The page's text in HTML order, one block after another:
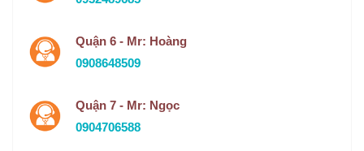
Quận 6 - Mr: Hoàng
0908648509
Quận 7 - Mr: Ngọc
0904706588